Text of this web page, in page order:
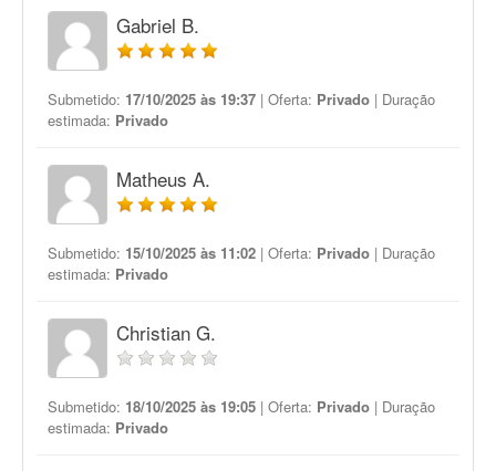
Gabriel B.
Submetido: 17/10/2025 às 19:37 | Oferta: Privado | Duração
estimada: Privado
Matheus A.
Submetido: 15/10/2025 às 11:02 | Oferta: Privado | Duração
estimada: Privado
Christian G.
Submetido: 18/10/2025 às 19:05 | Oferta: Privado | Duração
estimada: Privado